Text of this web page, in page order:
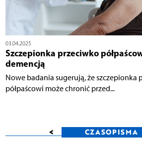
03.04.2025
Szczepionka przeciwko
demencją
Nowe badania sugerują, że szczepionka
półpaścowi może chronić przed...
< CZASOPISMA